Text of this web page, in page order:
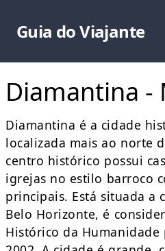
Guia do Viajante
Diamantina -
Diamantina é a cidade
localizada mais ao norte
centro histórico possui
igrejas no estilo barroco
principais. Está situada a
Belo Horizonte, é
Histórico da Humanidade